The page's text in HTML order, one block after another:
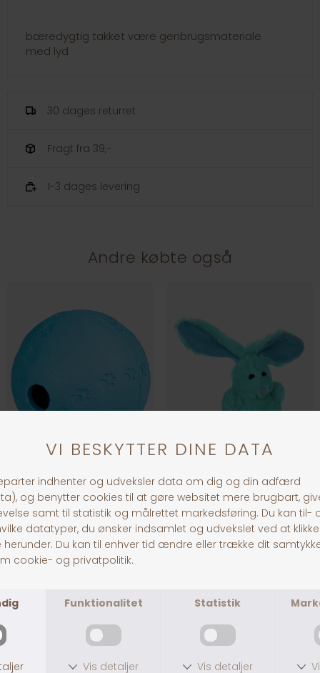
bæredygtig takket være genbrugsmateriale
med lyd
30 dages returret
Fragt fra 39,-
1-3 dages levering
Andre købte også
Jolly Paw Snackbold
DKK 49,00
DKK 59,00